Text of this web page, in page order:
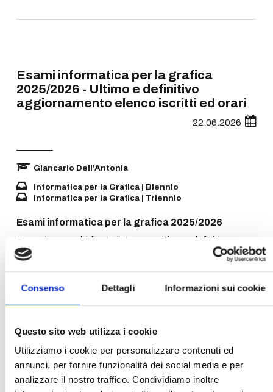
Consenso Dettagli Informazioni sui cookie
Questo sito web utilizza i cookie
Utilizziamo i cookie per personalizzare contenuti ed
annunci, per fornire funzionalità dei social media e per
analizzare il nostro traffico. Condividiamo inoltre
Esami informatica per la grafica
2025/2026 - Ultimo e definitivo
aggiornamento elenco iscritti ed orari
22.06.2026
Giancarlo Dell'Antonia
Informatica per la Grafica | Biennio
Informatica per la Grafica | Triennio
Esami informatica per la grafica 2025/2026
Buongiorno, pubblicato in Teams ultimo e definitivo
aggiornamento elenco iscritti ed orari
Aula 3 Giudecca. A causa di alcune irregolarità che si
sono verificate presentarsi agli esami con documento
d’identità in corso di validità per il riconoscimento.
2025/2026 - Ultimo e... | General